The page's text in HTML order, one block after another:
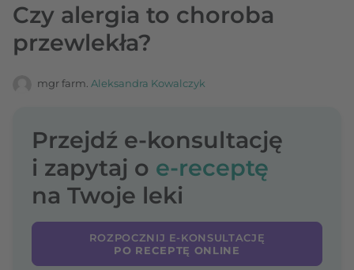
Czy alergia to choroba
przewlekła?
mgr farm. Aleksandra Kowalczyk
Przejdź e-konsultację
i zapytaj o e-receptę
na Twoje leki
ROZPOCZNIJ E-KONSULTACJĘ
PO RECEPTĘ ONLINE